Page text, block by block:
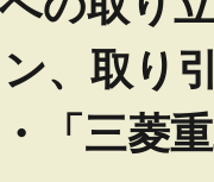
、取り
「三菱